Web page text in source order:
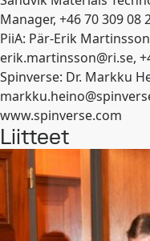
Manager, +46 70 309
PiiA: Pär-Erik
erik.martinsson@ri.se,
Spinverse: Dr. Markku
www.spinverse.com
Liitteet